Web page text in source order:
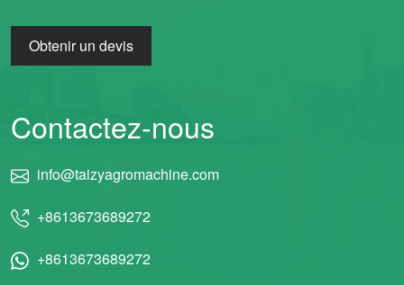
Obtenir un devis
Contactez-nous
info@taizyagromachine.com
+8613673689272
+8613673689272